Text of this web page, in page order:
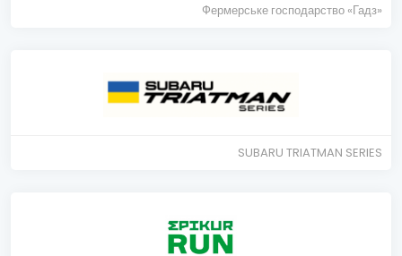
Фермерське господарство «Гадз»
SUBARU TRIATMAN SERIES